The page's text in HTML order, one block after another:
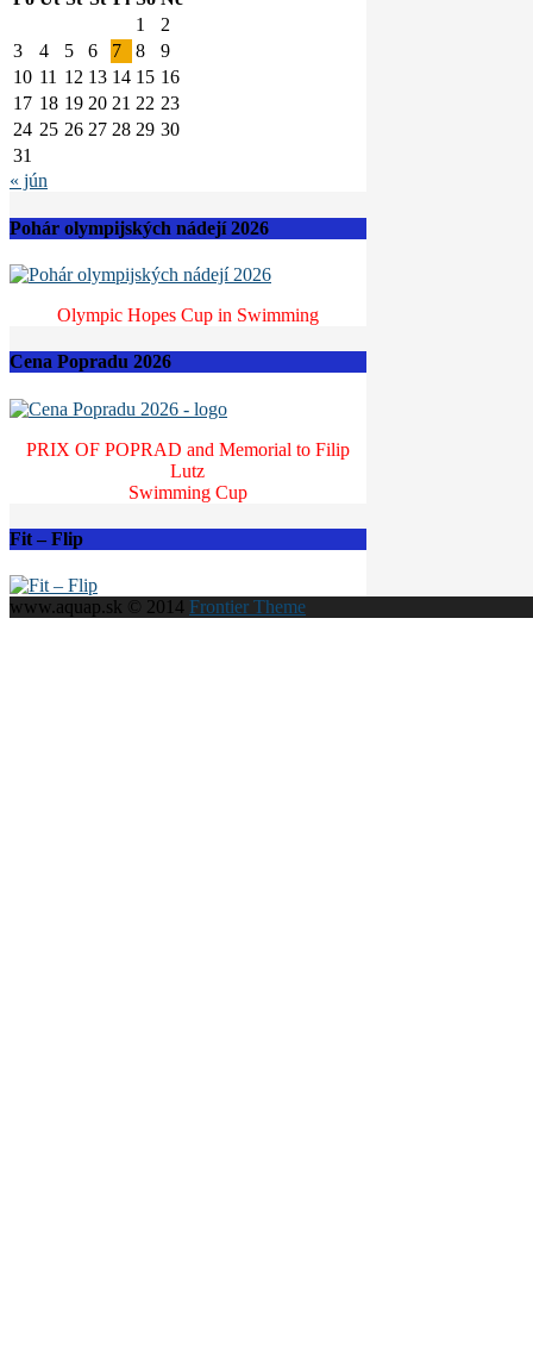
1
2
3
4 5 6 7 8
9
10 11 12 13 14 15 16
17 18 19 20 21 22 23
24 25 26 27 28 29 30
31
« jún
Pohár olympijských nádejí 2026
Olympic Hopes Cup in Swimming
Cena Popradu 2026
PRIX OF POPRAD and Memorial to Filip
Lutz
Swimming Cup
Fit – Flip
www.aquap.sk © 2014 Frontier Theme